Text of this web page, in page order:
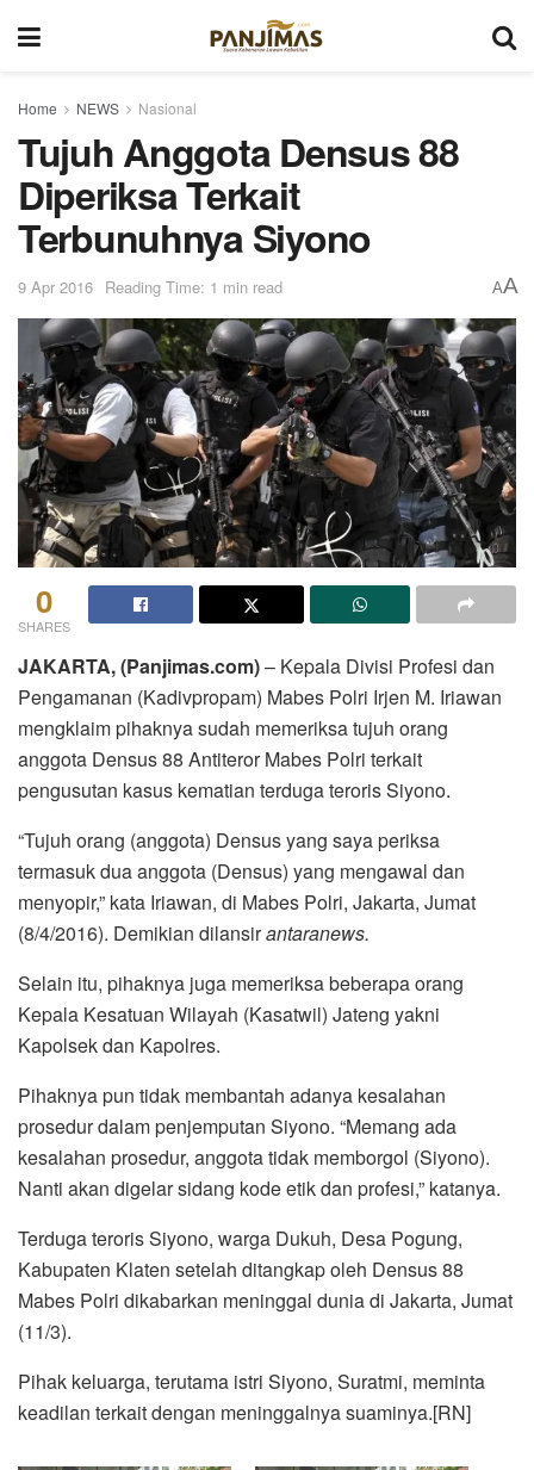
Home NEWS Nasional
Tujuh Anggota Densus 88
Diperiksa Terkait
Terbunuhnya Siyono
9 Apr 2016 Reading Time: 1 min read AA
0
SHARES
JAKARTA, (Panjimas.com)– Kepala Divisi Profesi dan
Pengamanan (Kadivpropam) Mabes Polri Irjen M. Iriawan
mengklaim pihaknya sudah memeriksa tujuh orang
anggota Densus 88 Antiteror Mabes Polri terkait
pengusutan kasus kematian terduga teroris Siyono.
“Tujuh orang (anggota) Densus yang saya periksa
termasuk dua anggota (Densus) yang mengawal dan
menyopir,” kata Iriawan, di Mabes Polri, Jakarta, Jumat
(8/4/2016). Demikian dilansirantaranews.
Selain itu, pihaknya juga memeriksa beberapa orang
Kepala Kesatuan Wilayah (Kasatwil) Jateng yakni
Kapolsek dan Kapolres.
Pihaknya pun tidak membantah adanya kesalahan
prosedur dalam penjemputan Siyono. “Memang ada
kesalahan prosedur, anggota tidak memborgol (Siyono).
Nanti akan digelar sidang kode etik dan profesi,” katanya.
Terduga teroris Siyono, warga Dukuh, Desa Pogung,
Kabupaten Klaten setelah ditangkap oleh Densus 88
Mabes Polri dikabarkan meninggal dunia di Jakarta, Jumat
(11/3).
Pihak keluarga, terutama istri Siyono, Suratmi, meminta
keadilan terkait dengan meninggalnya suaminya.[RN]